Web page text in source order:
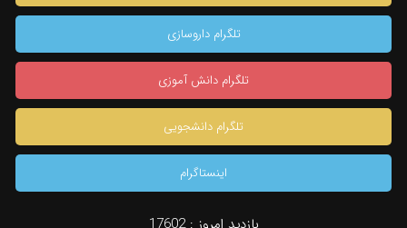
تلگرام داروسازی
تلگرام دانش آموزی
تلگرام دانشجویی
اینستاگرام